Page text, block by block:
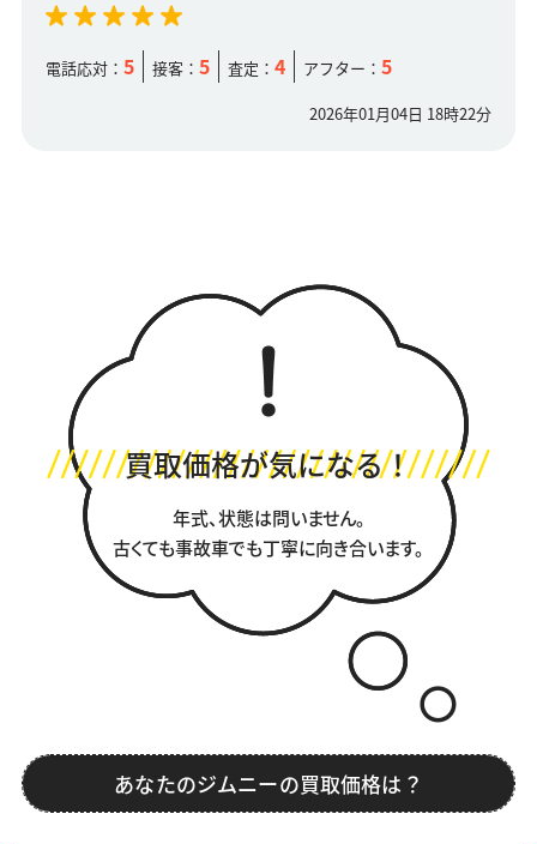
電話応対： 5 接客： 5 査定： 4 アフター： 5
2026年01月04日 18時22分
買取価格が気になる！
年式、状態は問いません。
古くても事故車でも丁寧に向き合います。
あなたのジムニーの買取価格は？